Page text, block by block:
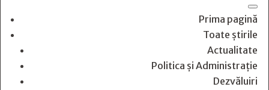
Prima pagină
Toate știrile
Actualitate
Politica și Administrație
Dezvăluiri